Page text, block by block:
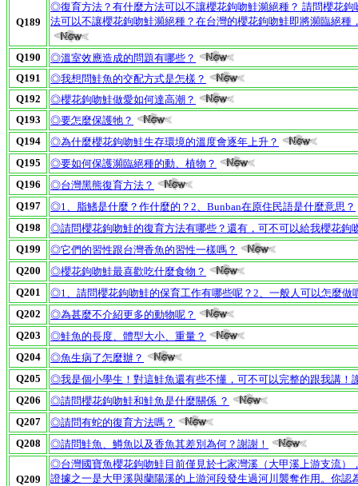
Q189
◎復育方法？有什麼方法可以不讓櫻花鉤吻鮭瀕絕種？ 請問櫻花
法可以不讓櫻花鉤吻鮭瀕絕種？在台灣的櫻花鉤吻鮭即將瀕臨絕
Q190
◎溫室效應造成的問題有哪些？
Q191
◎我想問鮭魚的交配方式是怎樣？
Q192
◎櫻花鉤吻鮭做愛如何達高潮？
Q193
◎要怎麼保護牠？
Q194
◎為什麼櫻花鉤吻鮭生存環境的溫度會逐年上升？
Q195
◎要如何保護瀕臨絕種的動、植物？
Q196
◎台灣黑熊復育方法？
Q197
◎1、脂鰭是什麼？作什麼的？2、Bunban在原住民語是什麼意思？
Q198
◎請問櫻花鉤吻鮭的復育方法有哪些？還有，可不可以給我櫻花鉤
Q199
◎它們的習性跟台灣香魚的習性一樣嗎？
Q200
◎櫻花鉤吻鮭最喜歡吃什麼食物？
Q201
◎1、請問櫻花鉤吻鮭的保育工作有哪些呢？2、一般人可以怎麼做
Q202
◎為甚麼不介紹更多的動物呢？
Q203
◎鮭魚的長度、體型大小、重量？
Q204
◎魚生病了怎麼辦？
Q205
◎我是個小學生！對這鮭魚還有些不懂，可不可以完整的跟我講！
Q206
◎請問櫻花鉤吻鮭和鮭魚是什麼關係 ？
Q207
◎請問有蛇的復育方法嗎？
Q208
◎請問鮭魚、鱒魚以及香魚其差別為何？謝謝！
Q209
◎台灣國寶魚櫻花鉤吻鮭目前僅見於七家灣溪（大甲溪上游支流
證據之一是大甲溪與蘭陽溪的上游河段發生過河川襲奪作用。你